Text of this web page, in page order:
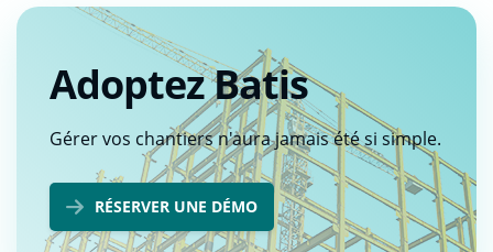
Adoptez Batis
Gérer vos chantiers n'aura jamais été si simple.
RÉSERVER UNE DÉMO